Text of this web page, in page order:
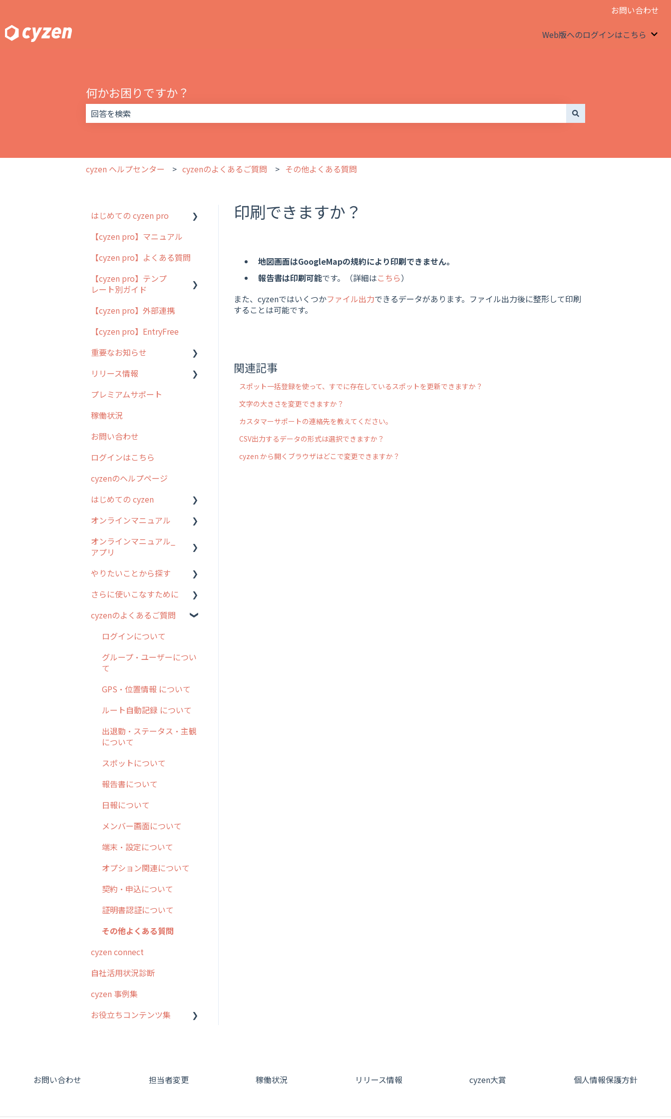
お問い合わせ
Web版へのログインはこちら
何かお困りですか？
cyzen ヘルプセンター cyzenのよくあるご質問 その他よくある質問
印刷できますか？
地図画面はGoogleMapの規約により印刷できません。
報告書は印刷可能です。（詳細はこちら）
また、cyzenではいくつかファイル出力できるデータがあります。ファイル出力後に整形して印刷
することは可能です。
関連記事
スポット一括登録を使って、すでに存在しているスポットを更新できますか？
文字の大きさを変更できますか？
カスタマーサポートの連絡先を教えてください。
CSV出力するデータの形式は選択できますか？
cyzen から開くブラウザはどこで変更できますか？
はじめての cyzen pro
cyzen pro とは？
簡易マニュアル
cyzen proの位置情報取得
について
用語集
よくある質問
【cyzen pro】マニュアル
【cyzen pro】よくある質問
【cyzen pro】テンプ
レート別ガイド
ポスティング
ラウンダー
メンテナンス
外廻り営業
清掃
不動産
【cyzen pro】外部連携
【cyzen pro】EntryFree
重要なお知らせ
過去の重要なお知らせ
障害情報
リリース情報
リリース
2026年のリリース情報
2025年のリリース情報
2024年のリリース情報
2023年のリリース情報
過去のリリース
2019年までのリリース情
お客様の声を実現しました
プレミアムサポート
稼働状況
お問い合わせ
ログインはこちら
cyzenのヘルプページ
はじめての cyzen
0. はじめてのcyzenの使い
1. cyzenについて知ろう
2. 主要機能の概要
3. cyzenの位置情報取得に
ステム管理者編
5. 基本的な使い方：シス
テム管理者編
6. 基本的な使い方：ユー
問集
ための設定
10.ユーザー向けおすすめ
方法
オンラインマニュアル
管理サイトの使い始め
報告書・行動種別
勤怠管理
活動通知
パフォーマンス
オンラインマニュアル_
アプリ
アプリの使い始め
ホーム画面
スポット
報告閲覧
予定
メッセージ
パフォーマンス
外部リンク
お知らせ
設定
やりたいことから探す
行動管理
勤怠管理
予定管理
スポット
メッセージ機能
活動通知
内線電話
商品
各種設定・ログイン
さらに使いこなすために
はじめに
スポット・ステータス関連
交通費自動計算
安全走行支援
写真管理・高画質化
ダッシュボード（BI）・パ
フォーマンス
連携オプション
その他オプション
IP接続制限・端末認証設定
契約・その他
cyzenのよくあるご質問
ログインについて
グループ・ユーザーについ
て
GPS・位置情報 について
ルート自動記録 について
出退勤・ステータス・主観
について
スポットについて
報告書について
日報について
メンバー画面について
端末・設定について
オプション関連について
契約・申込について
証明書認証について
その他よくある質問
cyzen connect
自社活用状況診断
cyzen 事例集
お役立ちコンテンツ集
お問い合わせ 担当者変更 稼働状況 リリース情報 cyzen大賞 個人情報保護方針